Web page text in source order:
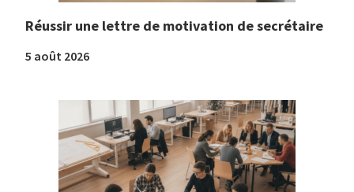
Réussir une lettre de motivation de secrétaire
5 août 2026